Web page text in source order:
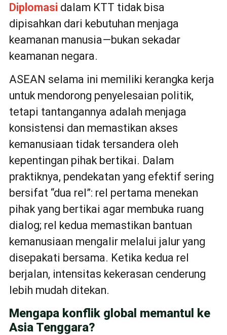
Diplomasi dalam KTT tidak bisa
dipisahkan dari kebutuhan menjaga
keamanan manusia—bukan sekadar
keamanan negara.
ASEAN selama ini memiliki kerangka kerja
untuk mendorong penyelesaian politik,
tetapi tantangannya adalah menjaga
konsistensi dan memastikan akses
kemanusiaan tidak tersandera oleh
kepentingan pihak bertikai. Dalam
praktiknya, pendekatan yang efektif sering
bersifat “dua rel”: rel pertama menekan
pihak yang bertikai agar membuka ruang
dialog; rel kedua memastikan bantuan
kemanusiaan mengalir melalui jalur yang
disepakati bersama. Ketika kedua rel
berjalan, intensitas kekerasan cenderung
lebih mudah ditekan.
Mengapa konflik global memantul ke
Asia Tenggara?